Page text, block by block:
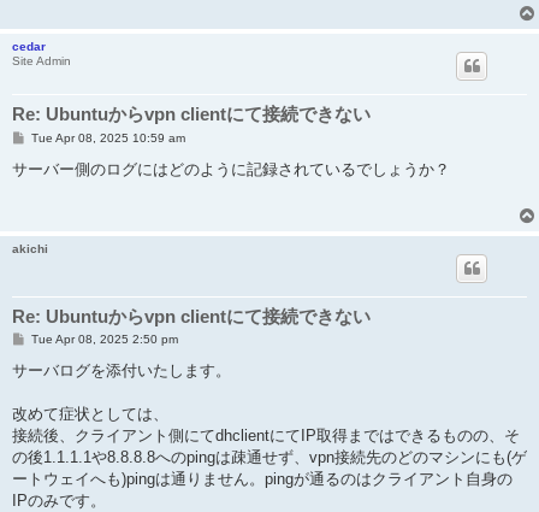
cedar
Site Admin
Re: Ubuntuからvpn clientにて接続できない
P
s
Tue Apr 08, 2025 10:59 am
サーバー側のログにはどのように記録されているでしょうか？
akichi
Re: Ubuntuからvpn clientにて接続できない
P
s
Tue Apr 08, 2025 2:50 pm
サーバログを添付いたします。
改めて症状としては、
接続後、クライアント側にてdhclientにてIP取得まではできるものの、そ
の後1.1.1.1や8.8.8.8へのpingは疎通せず、vpn接続先のどのマシンにも(ゲ
ートウェイへも)pingは通りません。pingが通るのはクライアント自身の
IPのみです。